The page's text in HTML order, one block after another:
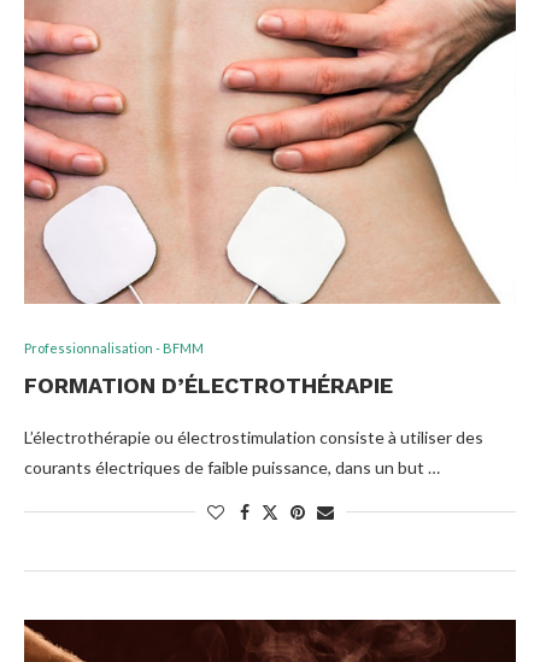
Professionnalisation - BFMM
FORMATION D’ÉLECTROTHÉRAPIE
L’électrothérapie ou électrostimulation consiste à utiliser des
courants électriques de faible puissance, dans un but …